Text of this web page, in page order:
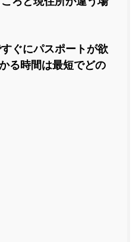
ぐにパスポートが欲
る時間は最短でどの